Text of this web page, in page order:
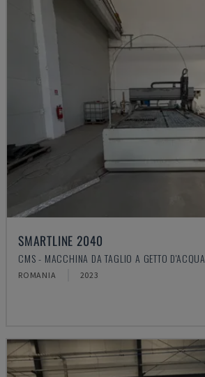
SMARTLINE 2040
CMS - MACCHINA DA TAGLIO A GETTO D'ACQUA
ROMANIA 2023